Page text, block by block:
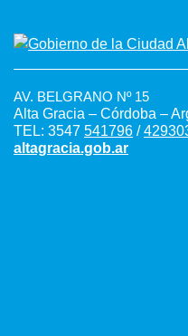
AV. BELGRANO Nº 15
Alta Gracia – Córdoba –
TEL: 3547 541796 /
altagracia.gob.ar